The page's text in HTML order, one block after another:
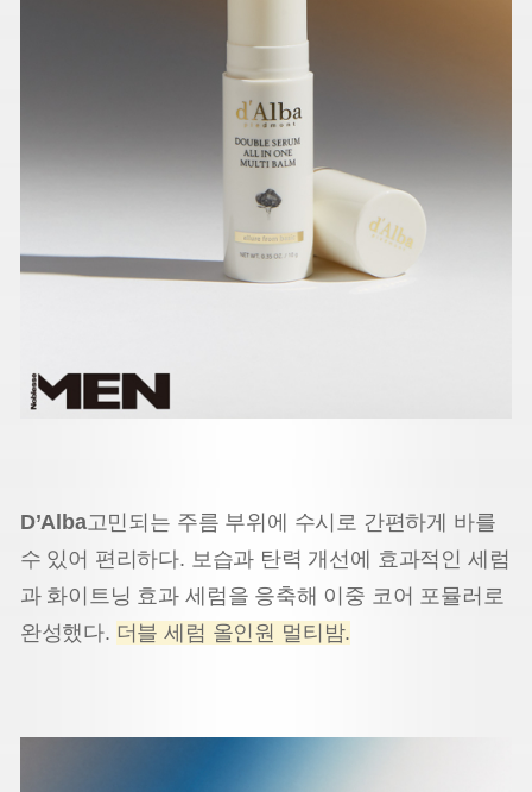
D’Alba고민되는 주름 부위에 수시로 간편하게 바를
수 있어 편리하다. 보습과 탄력 개선에 효과적인 세럼
과 화이트닝 효과 세럼을 응축해 이중 코어 포뮬러로
완성했다. 더블 세럼 올인원 멀티밤.